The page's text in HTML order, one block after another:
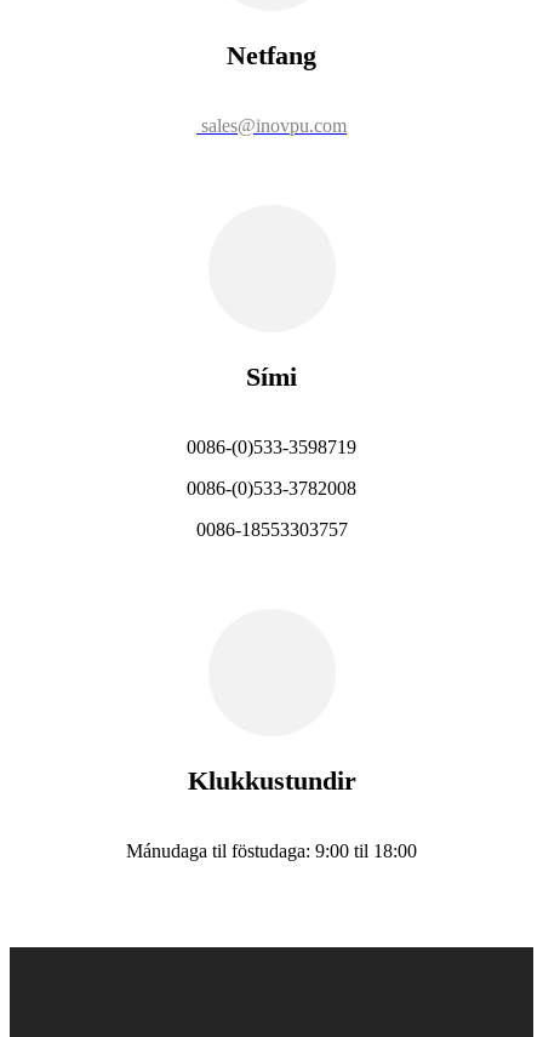
Netfang
sales@inovpu.com
Sími
0086-(0)533-3598719
0086-(0)533-3782008
0086-18553303757
Klukkustundir
Mánudaga til föstudaga: 9:00 til 18:00